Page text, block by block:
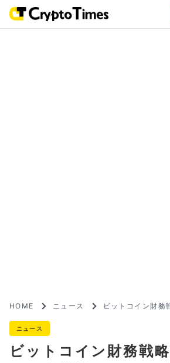
HOME ニュース
ビットコイン財務
ニュース
ビットコイン財務戦略